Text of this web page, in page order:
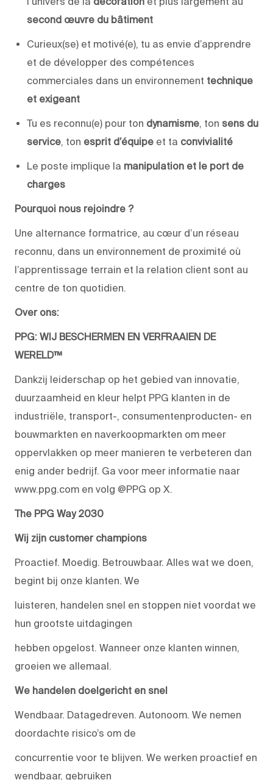
second œuvre du bâtiment
Curieux(se) et motivé(e), tu as envie d’apprendre
et de développer des compétences
commerciales dans un environnement technique
et exigeant
Tu es reconnu(e) pour ton dynamisme, ton sens du
service, ton esprit d’équipe et ta convivialité
Le poste implique la manipulation et le port de
charges
Pourquoi nous rejoindre ?
Une alternance formatrice, au cœur d’un réseau
reconnu, dans un environnement de proximité où
l’apprentissage terrain et la relation client sont au
centre de ton quotidien.
Over ons:
PPG: WIJ BESCHERMEN EN VERFRAAIEN DE
WERELD™
Dankzij leiderschap op het gebied van innovatie,
duurzaamheid en kleur helpt PPG klanten in de
industriële, transport-, consumentenproducten- en
bouwmarkten en naverkoopmarkten om meer
oppervlakken op meer manieren te verbeteren dan
enig ander bedrijf. Ga voor meer informatie naar
www.ppg.com en volg @PPG op X.
The PPG Way 2030
Wij zijn customer champions
Proactief. Moedig. Betrouwbaar. Alles wat we doen,
begint bij onze klanten. We
luisteren, handelen snel en stoppen niet voordat we
hun grootste uitdagingen
hebben opgelost. Wanneer onze klanten winnen,
groeien we allemaal.
We handelen doelgericht en snel
Wendbaar. Datagedreven. Autonoom. We nemen
doordachte risico’s om de
concurrentie voor te blijven. We werken proactief en
wendbaar, gebruiken